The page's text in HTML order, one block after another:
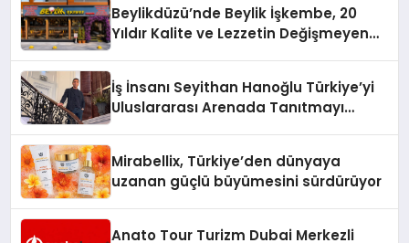
Beylikdüzü’nde Beylik İşkembe, 20
Yıldır Kalite ve Lezzetin Değişmeyen
İş İnsanı Seyithan Hanoğlu Türkiye’yi
Uluslararası Arenada Tanıtmayı
Mirabellix, Türkiye’den dünyaya
uzanan güçlü büyümesini sürdürüyor
Anato Tour Turizm Dubai Merkezli